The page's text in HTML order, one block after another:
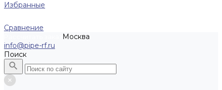
Избранные
Сравнение
Москва
info@pipe-rf.ru
Поиск